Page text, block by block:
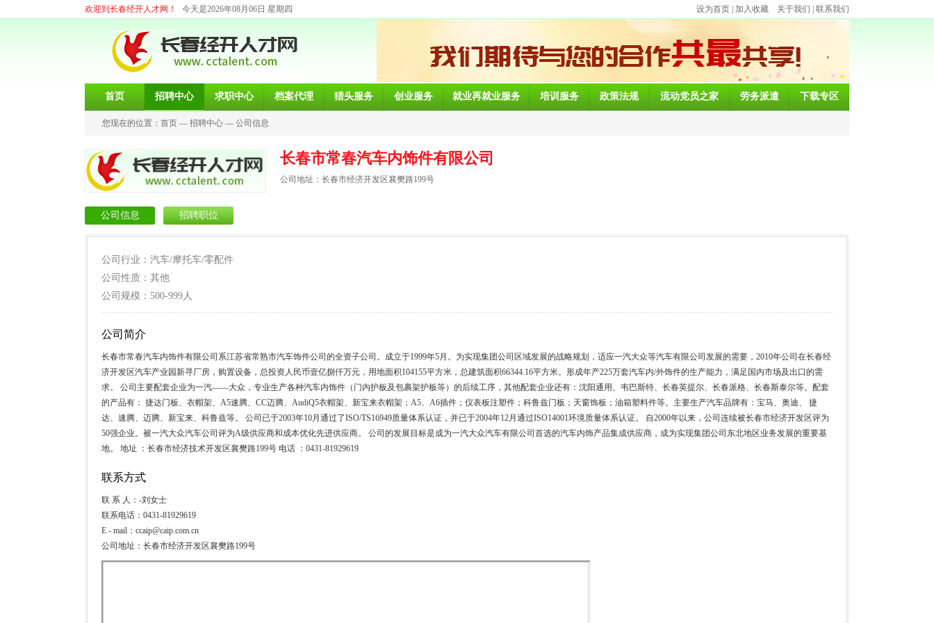
欢迎到长春经开人才网！ 今天是2026年08月06日 星期四 设为首页 加入收藏 关于我们 联系我们
首页 招聘中心 求职中心 档案代理 猎头服务 创业服务 就业再就业服务 培训服务 政策法规 流动党员之家 劳务派遣 下载专区
您现在的位置： 首页 — 招聘中心 — 公司信息
长春市常春汽车内饰件有限公司
公司地址：长春市经济开发区襄樊路199号
公司信息 招聘职位
公司行业：汽车/摩托车/零配件
公司性质：其他
公司规模：500-999人
公司简介
长春市常春汽车内饰件有限公司系江苏省常熟市汽车饰件公司的全资子公司。成立于1999年5月。为实现集团公司区域发展的战略规划，适应一汽大众等汽车有限公司发展的需要，2010年公司在长春经
济开发区汽车产业园新寻厂房，购置设备，总投资人民币壹亿捌仟万元，用地面积104155平方米，总建筑面积66344.16平方米。形成年产225万套汽车内/外饰件的生产能力，满足国内市场及出口的需
求。 公司主要配套企业为一汽——大众，专业生产各种汽车内饰件（门内护板及包裹架护板等）的后续工序，其他配套企业还有：沈阳通用、韦巴斯特、长春英提尔、长春派格、长春斯泰尔等。配套
的产品有： 捷达门板、衣帽架、A5速腾、CC迈腾、AudiQ5衣帽架、新宝来衣帽架；A5、A6插件；仪表板注塑件；科鲁兹门板；天窗饰板；油箱塑料件等。主要生产汽车品牌有：宝马、奥迪、 捷
达、速腾、迈腾、新宝来、科鲁兹等。 公司已于2003年10月通过了ISO/TS16949质量体系认证，并已于2004年12月通过ISO14001环境质量体系认证。 自2000年以来，公司连续被长春市经济开发区评为
50强企业。被一汽大众汽车公司评为A级供应商和成本优化先进供应商。 公司的发展目标是成为一汽大众汽车有限公司首选的汽车内饰产品集成供应商，成为实现集团公司东北地区业务发展的重要基
地。 地址 ：长春市经济技术开发区襄樊路199号 电话 ：0431-81929619
联系方式
联 系 人：-刘女士
联系电话：0431-81929619
E - mail：ccaip@caip.com.cn
公司地址：长春市经济开发区襄樊路199号